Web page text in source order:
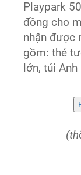
Playpark
đồng cho
nhận được
gồm: thẻ
lớn, túi